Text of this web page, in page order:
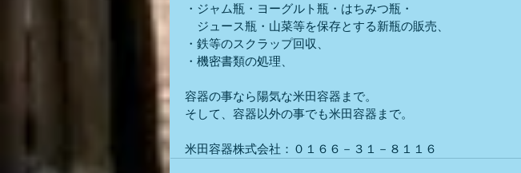
・ジャム瓶・ヨーグルト瓶・はちみつ瓶・
ジュース瓶・山菜等を保存とする新瓶の販売、
・鉄等のスクラップ回収、
・機密書類の処理、
容器の事なら陽気な米田容器まで。
そして、容器以外の事でも米田容器まで。
米田容器株式会社：０１６６－３１－８１１６